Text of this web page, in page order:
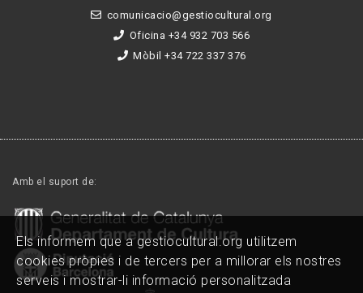
comunicacio@gestiocultural.org
Oficina +34 932 703 566
Mòbil +34 722 337 376
Amb el suport de:
Els informem que a gestiocultural.org utilitzem
cookies pròpies i de tercers per a millorar els nostres
serveis i mostrar-li informació personalitzada